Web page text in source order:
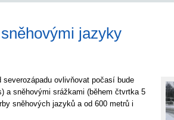
jazyky
ovlivňovat počasí bude
a sněhovými srážkami (během čtvrtka 5
sněhových jazyků a od 600 metrů i